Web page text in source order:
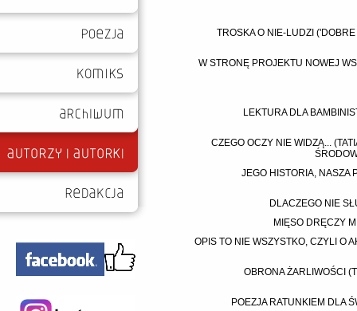
TROSKA O NIE-LUDZI
W STRONĘ PROJEKTU NOWEJ
LEKTURA DLA
CZEGO OCZY NIE WIDZĄ...
JEGO HISTORIA, NASZA
DLACZEGO NIE
MIĘSO DRĘCZY
OPIS TO NIE WSZYSTKO, CZYLI O
OBRONA ŻARLIWOŚCI
POEZJA RATUNKIEM DLA